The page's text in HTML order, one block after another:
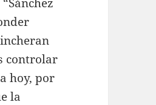
controlar
hoy, por
la